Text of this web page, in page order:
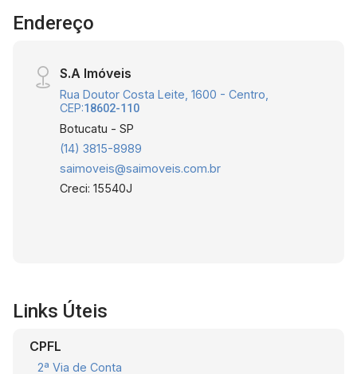
Endereço
S.A Imóveis
Rua Doutor Costa Leite, 1600 - Centro,
CEP:18602-110
Botucatu - SP
(14) 3815-8989
saimoveis@saimoveis.com.br
Creci: 15540J
Links Úteis
CPFL
2ª Via de Conta